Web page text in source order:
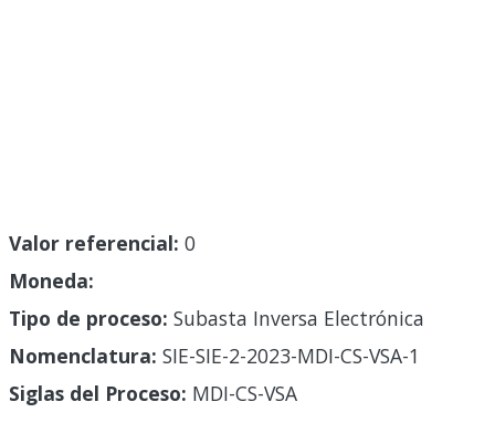
Valor referencial: 0
Moneda:
Tipo de proceso: Subasta Inversa Electrónica
Nomenclatura: SIE-SIE-2-2023-MDI-CS-VSA-1
Siglas del Proceso: MDI-CS-VSA